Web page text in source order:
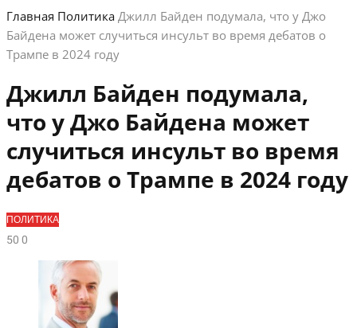
Главная Политика Джилл Байден подумала, что у Джо
Байдена может случиться инсульт во время дебатов о
Трампе в 2024 году
Джилл Байден подумала,
что у Джо Байдена может
случиться инсульт во время
дебатов о Трампе в 2024 году
ПОЛИТИКА
500